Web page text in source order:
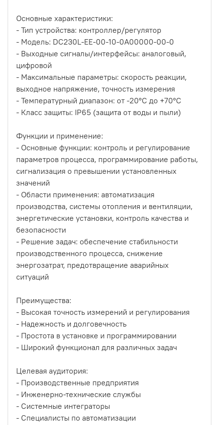
Основные характеристики:
- Тип устройства: контроллер/регулятор
- Модель: DC230L-EE-00-10-0A00000-00-0
- Выходные сигналы/интерфейсы: аналоговый,
цифровой
- Максимальные параметры: скорость реакции,
выходное напряжение, точность измерения
- Температурный диапазон: от -20°C до +70°C
- Класс защиты: IP65 (защита от воды и пыли)
Функции и применение:
- Основные функции: контроль и регулирование
параметров процесса, программирование работы,
сигнализация о превышении установленных
значений
- Области применения: автоматизация
производства, системы отопления и вентиляции,
энергетические установки, контроль качества и
безопасности
- Решение задач: обеспечение стабильности
производственного процесса, снижение
энергозатрат, предотвращение аварийных
ситуаций
Преимущества:
- Высокая точность измерений и регулирования
- Надежность и долговечность
- Простота в установке и программировании
- Широкий функционал для различных задач
Целевая аудитория:
- Производственные предприятия
- Инженерно-технические службы
- Системные интеграторы
- Специалисты по автоматизации